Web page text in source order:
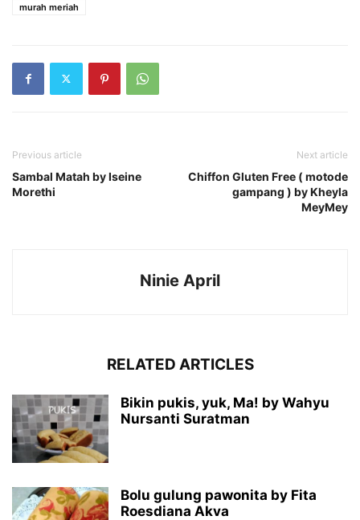
murah meriah
Previous article
Sambal Matah by Iseine
Morethi
Next article
Chiffon Gluten Free ( motode
gampang ) by Kheyla
MeyMey
Ninie April
RELATED ARTICLES
Bikin pukis, yuk, Ma! by Wahyu
Nursanti Suratman
Bolu gulung pawonita by Fita
Roesdiana Akva